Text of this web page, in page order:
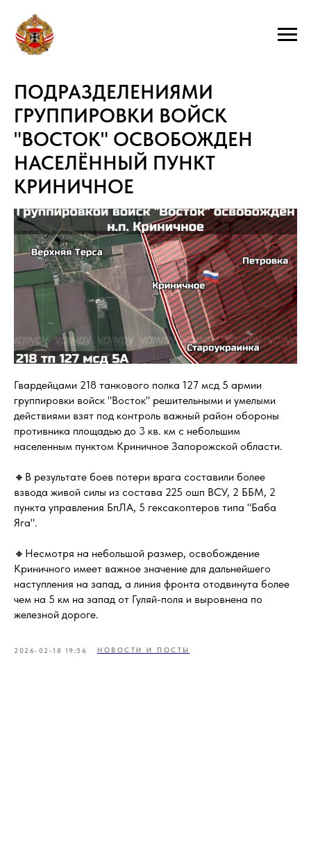
ПОДРАЗДЕЛЕНИЯМИ
ГРУППИРОВКИ ВОЙСК
"ВОСТОК" ОСВОБОЖДЕН
НАСЕЛЁННЫЙ ПУНКТ
КРИНИЧНОЕ
Гвардейцами 218 танкового полка 127 мсд 5 армии
группировки войск "Восток" решительными и умелыми
действиями взят под контроль важный район обороны
противника площадью до 3 кв. км с небольшим
населенным пунктом Криничное Запорожской области.
🔸В результате боев потери врага составили более
взвода живой силы из состава 225 ошп ВСУ, 2 ББМ, 2
пункта управления БпЛА, 5 гексакоптеров типа "Баба
Яга".
🔸Несмотря на небольшой размер, освобождение
Криничного имеет важное значение для дальнейшего
наступления на запад, а линия фронта отодвинута более
чем на 5 км на запад от Гуляй-поля и выровнена по
железной дороге.
2026-02-18 19:56 НОВОСТИ И ПОСТЫ